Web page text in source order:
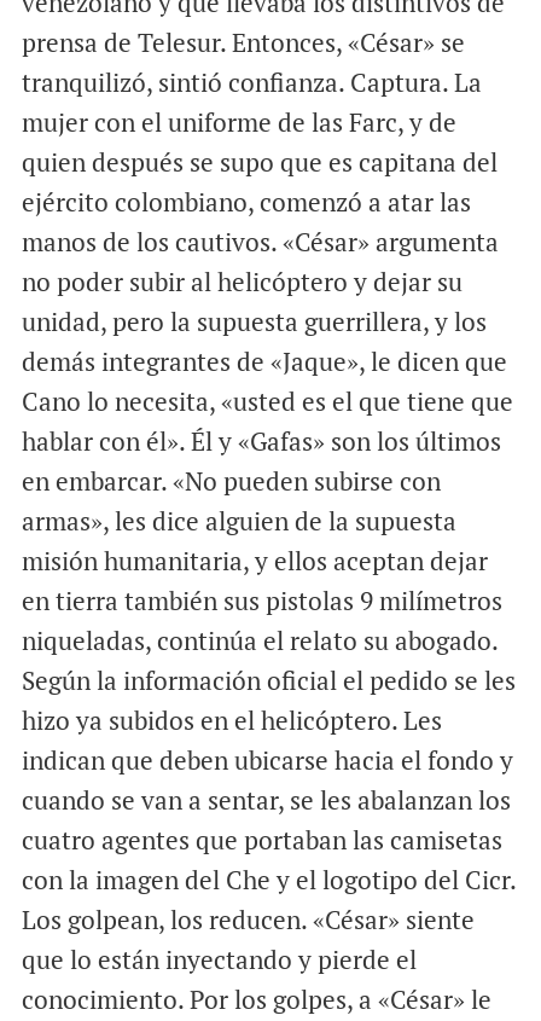
prensa de Telesur. Entonces, «César» se
tranquilizó, sintió confianza. Captura. La
mujer con el uniforme de las Farc, y de
quien después se supo que es capitana del
ejército colombiano, comenzó a atar las
manos de los cautivos. «César» argumenta
no poder subir al helicóptero y dejar su
unidad, pero la supuesta guerrillera, y los
demás integrantes de «Jaque», le dicen que
Cano lo necesita, «usted es el que tiene que
hablar con él». Él y «Gafas» son los últimos
en embarcar. «No pueden subirse con
armas», les dice alguien de la supuesta
misión humanitaria, y ellos aceptan dejar
en tierra también sus pistolas 9 milímetros
niqueladas, continúa el relato su abogado.
Según la información oficial el pedido se les
hizo ya subidos en el helicóptero. Les
indican que deben ubicarse hacia el fondo y
cuando se van a sentar, se les abalanzan los
cuatro agentes que portaban las camisetas
con la imagen del Che y el logotipo del Cicr.
Los golpean, los reducen. «César» siente
que lo están inyectando y pierde el
conocimiento. Por los golpes, a «César» le